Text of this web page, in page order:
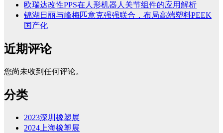
欧瑞达改性PPS在人形机器人关节组件的应用解析
锦湖日丽与峰梅匹意克强强联合，布局高端塑料PEEK
国产化
近期评论
您尚未收到任何评论。
分类
2023深圳橡塑展
2024上海橡塑展